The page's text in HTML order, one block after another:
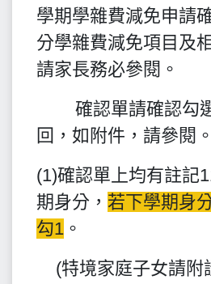
學期學雜費減免申請
分學雜費減免項目及
請家長務必參閱。
確認單請確認勾
回，如附件，請參閱。
(1)確認單上均有註記
期身分， 若下學期身
勾1 。
(特境家庭子女請附